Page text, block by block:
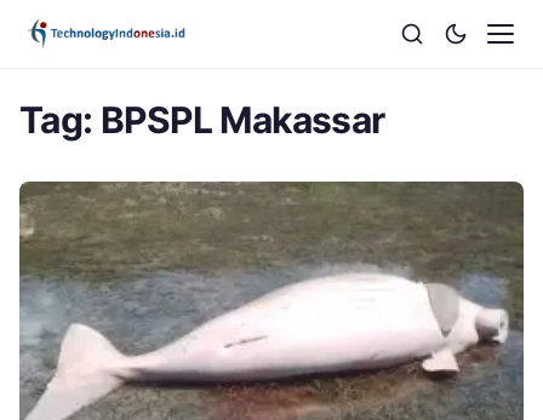
Tag: BPSPL Makassar